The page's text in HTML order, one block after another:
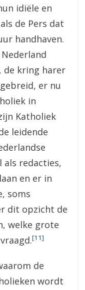
idiële en
de Pers dat
handhaven.
de kring harer
er nu
in
Katholiek
leidende
als redacties,
en er in
soms
dit opzicht de
welke grote
[11]
de
wordt